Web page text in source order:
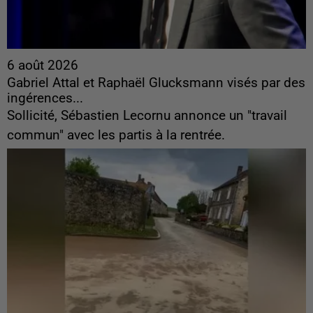
6 août 2026
Gabriel Attal et Raphaël Glucksmann visés par des
ingérences...
Sollicité, Sébastien Lecornu annonce un "travail
commun" avec les partis à la rentrée.